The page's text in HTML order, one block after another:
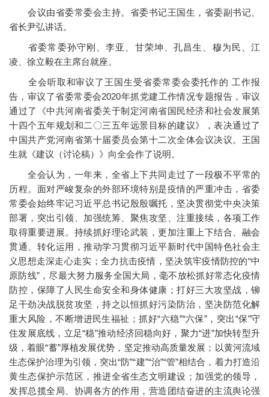
会议由省委常委会主持。省委书记王国生，省委副书记、
省长尹弘讲话。
省委常委孙守刚、李亚、甘荣坤、孔昌生、穆为民、江
凌、徐立毅在主席台就座。
全会听取和审议了王国生受省委常委会委托作的 工作报
告，审议了省委常委会2020年抓党建工作情况专题报告，审议
通过了《中共河南省委关于制定河南省国民经济和社会发展第
十四个五年规划和二〇三五年远景目标的建议》，表决通过了
中国共产党河南省第十届委员会第十二次全体会议决议。王国
生就《建议（讨论稿）》向全会作了说明。
全会认为，一年来，全省上下共同走过了一段极不平常的
历程。面对严峻复杂的外部环境特别是疫情的严重冲击，省委
常委会始终牢记习近平总书记殷殷嘱托，坚决贯彻党中央决策
部署，突出引领、加强统筹、聚焦攻坚、注重接续，各项工作
取得重要进展。持续抓好理论武装，更加注重上下结合、融会
贯通、转化运用，推动学习贯彻习近平新时代中国特色社会主
义思想走深走心走实；全力抗击疫情，坚决筑牢疫情防控的“中
原防线”，尽最大努力服务全国大局，毫不放松抓好常态化疫情
防控，保障了人民生命安全和身体健康；打好三大攻坚战，铆
足干劲决战脱贫攻坚，持之以恒抓好污染防治，坚决防范化解
重大风险，不断增进民生福祉；抓好“六稳”“六保”，突出“保”守
住发展底线，立足“稳”推动经济回稳向好，聚力“进”加快转型升
级，着眼“蓄”厚植发展优势，坚定推动高质量发展；以黄河流域
生态保护治理为引领，突出“防”“建”“治”“管”相结合，着力打造沿
黄生态保护示范区，推进全省生态文明建设；加强党的领导，
发挥总揽全局、协调各方的作用，营造团结奋进的主流舆论强